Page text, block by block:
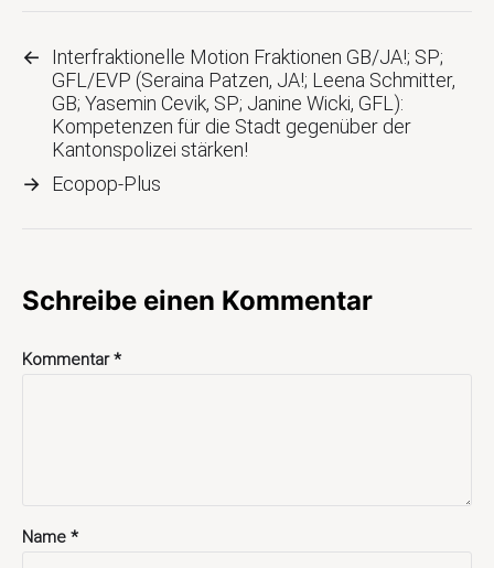
←
Interfraktionelle Motion Fraktionen GB/JA!; SP;
GFL/EVP (Seraina Patzen, JA!; Leena Schmitter,
GB; Yasemin Cevik, SP; Janine Wicki, GFL):
Kompetenzen für die Stadt gegenüber der
Kantonspolizei stärken!
→ Ecopop-Plus
Schreibe einen Kommentar
Kommentar*
Name *